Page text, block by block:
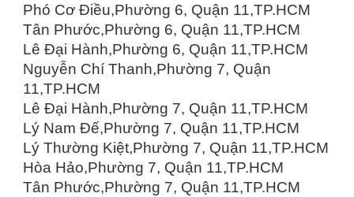
Phó Cơ Điều,Phường 6, Quận 11,TP.HCM
Tân Phước,Phường 6, Quận 11,TP.HCM
Lê Đại Hành,Phường 6, Quận 11,TP.HCM
Nguyễn Chí Thanh,Phường 7, Quận
11,TP.HCM
Lê Đại Hành,Phường 7, Quận 11,TP.HCM
Lý Nam Đế,Phường 7, Quận 11,TP.HCM
Lý Thường Kiệt,Phường 7, Quận 11,TP.HCM
Hòa Hảo,Phường 7, Quận 11,TP.HCM
Tân Phước,Phường 7, Quận 11,TP.HCM